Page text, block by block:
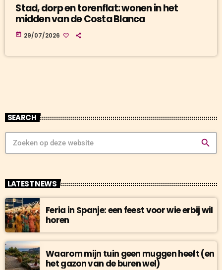
Stad, dorp en torenflat: wonen in het
midden van de Costa Blanca
today 29/07/2026
SEARCH
search
LATEST NEWS
Feria in Spanje: een feest voor wie erbij wil
horen
Waarom mijn tuin geen muggen heeft (en
het gazon van de buren wel)